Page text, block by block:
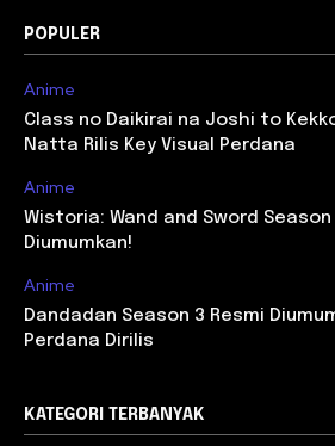
POPULER
Anime
Class no Daikirai na Joshi to
Natta Rilis Key Visual Perdana
Anime
Wistoria: Wand and Sword Season
Diumumkan!
Anime
Dandadan Season 3 Resmi
Perdana Dirilis
KATEGORI TERBANYAK